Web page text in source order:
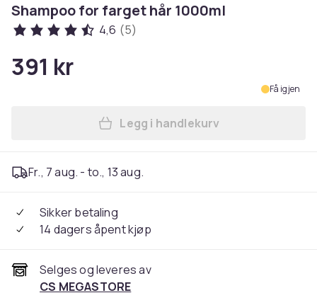
Shampoo for farget hår 1000ml
4,6 (5)
391 kr
Få igjen
Legg MATRIX Biolage
Legg i handlekurv
Fr., 7 aug. - to., 13 aug.
Sikker betaling
14 dagers åpent kjøp
Selges og leveres av
CS MEGASTORE